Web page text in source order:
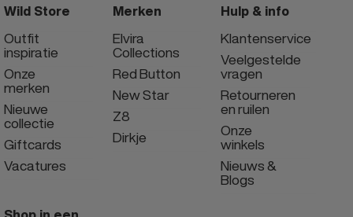
Wild Store
Outfit
inspiratie
Onze
merken
Nieuwe
collectie
Giftcards
Vacatures
Merken
Elvira
Collections
Red Button
New Star
Z8
Dirkje
Hulp & info
Klantenservice
Veelgestelde
vragen
Retourneren
en ruilen
Onze
winkels
Nieuws &
Blogs